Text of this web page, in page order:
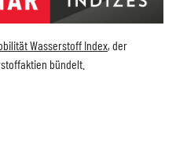
Wasserstoff Index, der
bündelt.